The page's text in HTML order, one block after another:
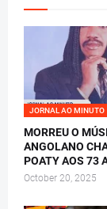
JORNAL AO MINUTO
MORREU O
ANGOLANO
POATY AOS 73
October 20, 2025